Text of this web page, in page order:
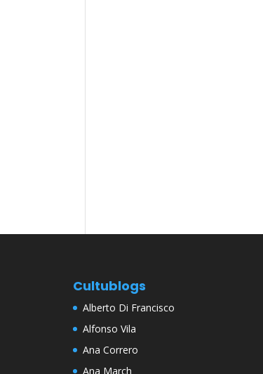
Cultublogs
Alberto Di Francisco
Alfonso Vila
Ana Correro
Ana March